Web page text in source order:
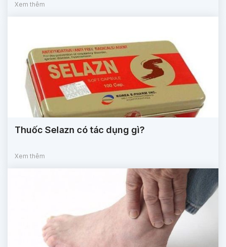
Xem thêm
Thuốc Selazn có tác dụng gì?
Xem thêm